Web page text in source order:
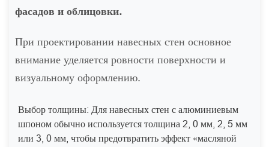
фасадов и облицовки.
При проектировании навесных стен основное
внимание уделяется ровности поверхности и
визуальному оформлению.
Выбор толщины: Для навесных стен с алюминиевым
шпоном обычно используется толщина 2, 0 мм, 2, 5 мм
или 3, 0 мм, чтобы предотвратить эффект «масляной